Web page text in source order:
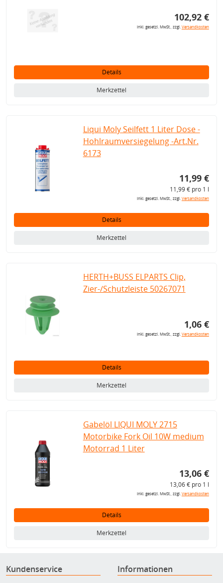
102,92 €
inkl. gesetzl. MwSt., zzgl.Versandkosten
Details
Merkzettel
Liqui Moly Seilfett 1 Liter Dose -
Hohlraumversiegelung -Art.Nr.
6173
11,99 €
11,99 € pro 1 l
inkl. gesetzl. MwSt., zzgl.Versandkosten
Details
Merkzettel
HERTH+BUSS ELPARTS Clip,
Zier-/Schutzleiste 50267071
1,06 €
inkl. gesetzl. MwSt., zzgl.Versandkosten
Details
Merkzettel
Gabelöl LIQUI MOLY 2715
Motorbike Fork Oil 10W medium
Motorrad 1 Liter
13,06 €
13,06 € pro 1 l
inkl. gesetzl. MwSt., zzgl.Versandkosten
Details
Merkzettel
Kundenservice Informationen